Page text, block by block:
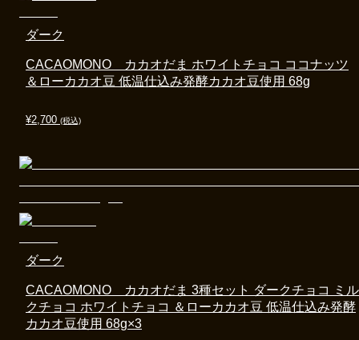
¥2,700 (税込)
CACAOMONO カカオだま ホワイトチョコ ココナッツ
＆ローカカオ豆 低温仕込み発酵カカオ豆使用 68g
ダーク
CACAOMONO カカオだま 3種セット ダークチョコ ミル
クチョコ ホワイトチョコ ＆ローカカオ豆 低温仕込み発酵
カカオ豆使用 68g×3
ダーク